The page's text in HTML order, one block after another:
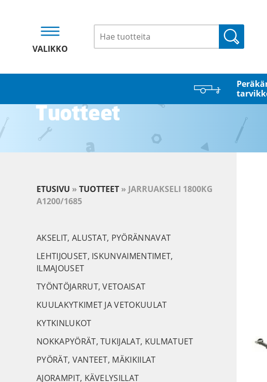
VALIKKO
Tuotteet
ETUSIVU » TUOTTEET » JARRUAKSELI 1800KG
A1200/1685
AKSELIT, ALUSTAT, PYÖRÄNNAVAT
LEHTIJOUSET, ISKUNVAIMENTIMET,
ILMAJOUSET
TYÖNTÖJARRUT, VETOAISAT
KUULAKYTKIMET JA VETOKUULAT
KYTKINLUKOT
NOKKAPYÖRÄT, TUKIJALAT, KULMATUET
PYÖRÄT, VANTEET, MÄKIKIILAT
AJORAMPIT, KÄVELYSILLAT